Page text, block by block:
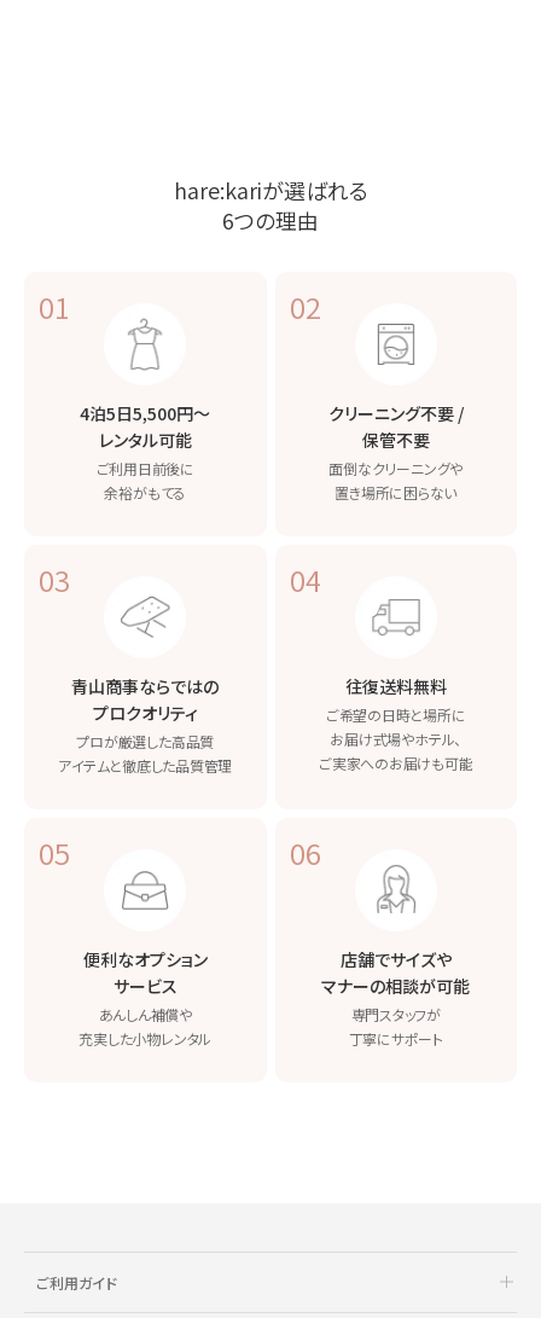
hare:kariが選ばれる
6つの理由
01
4泊5日5,500円〜
レンタル可能
ご利用日前後に
余裕がもてる
02
クリーニング不要 /
保管不要
面倒なクリーニングや
置き場所に困らない
03
青山商事ならではの
プロクオリティ
プロが厳選した高品質
アイテムと徹底した品質管理
04
往復送料無料
ご希望の日時と場所に
お届け式場やホテル、
ご実家へのお届けも可能
05
便利なオプション
サービス
あんしん補償や
充実した小物レンタル
06
店舗でサイズや
マナーの相談が可能
専門スタッフが
丁寧にサポート
ご利用ガイド